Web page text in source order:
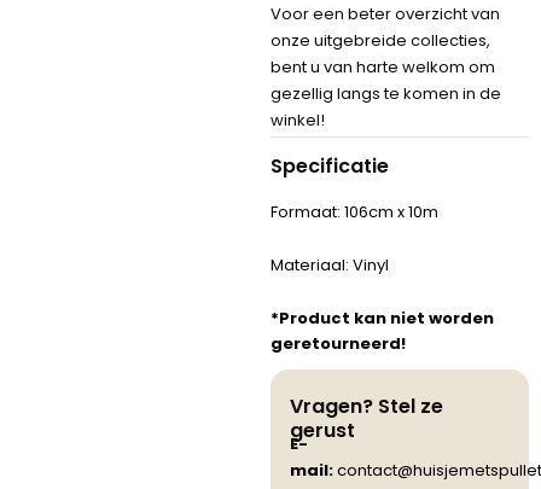
Voor een beter overzicht van
onze uitgebreide collecties,
bent u van harte welkom om
gezellig langs te komen in de
winkel!
Specificatie
Formaat: 106cm x 10m
Materiaal: Vinyl
*Product kan niet worden
geretourneerd!
Vragen? Stel ze
gerust
E-
mail: